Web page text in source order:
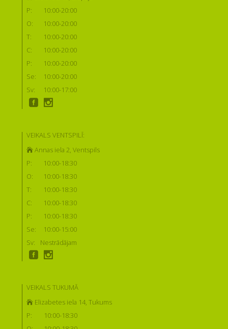
P:
10:00-20:00
O:
10:00-20:00
T:
10:00-20:00
C:
10:00-20:00
P:
10:00-20:00
Se:
10:00-20:00
Sv:
10:00-17:00
VEIKALS VENTSPILĪ:
Annas iela 2, Ventspils
P:
10:00-18:30
O:
10:00-18:30
T:
10:00-18:30
C:
10:00-18:30
P:
10:00-18:30
Se:
10:00-15:00
Sv:
Nestrādājam
VEIKALS TUKUMĀ
Elizabetes iela 14, Tukums
P:
10:00-18:30